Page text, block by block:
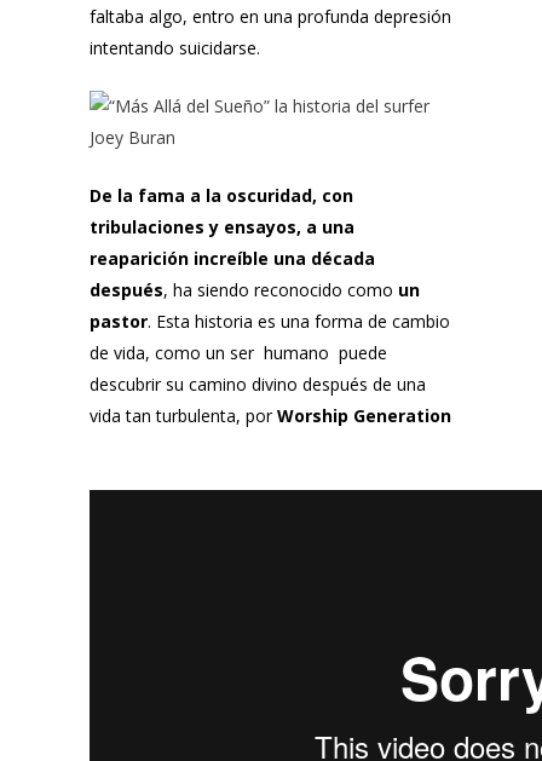
faltaba algo, entro en una profunda depresión
intentando suicidarse.
De la fama a la oscuridad, con
tribulaciones y ensayos, a una
reaparición increíble una década
después, ha siendo reconocido como un
pastor. Esta historia es una forma de cambio
de vida, como un ser humano puede
descubrir su camino divino después de una
vida tan turbulenta, por Worship Generation